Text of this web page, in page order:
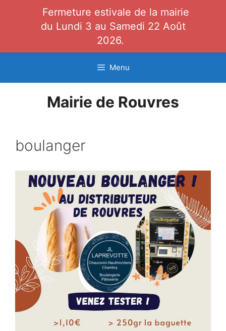
contenu
Menu
Mairie de Rouvres
boulanger
Fermeture estivale de la mairie
du Lundi 3 au Samedi 22 Août
2026.